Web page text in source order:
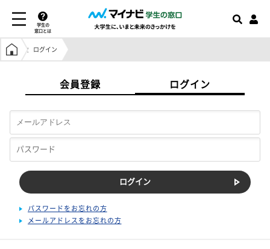
学生の
窓口とは
学生の窓口トップ
ログイン
会員登録 ログイン
パスワードをお忘れの方
メールアドレスをお忘れの方